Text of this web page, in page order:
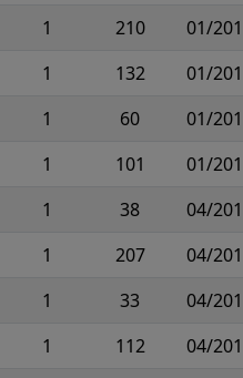
1 210
01/
1 132
01/
1 60
01/
1 101
01/
1 38
04/
1 207
04/
1 33
04/
1 112 04/